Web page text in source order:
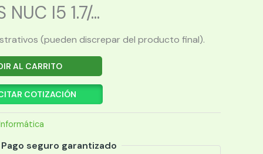
I5 1.7/...
(pueden discrepar del producto final).
AL CARRITO
COTIZACIÓN
Pago seguro garantizado